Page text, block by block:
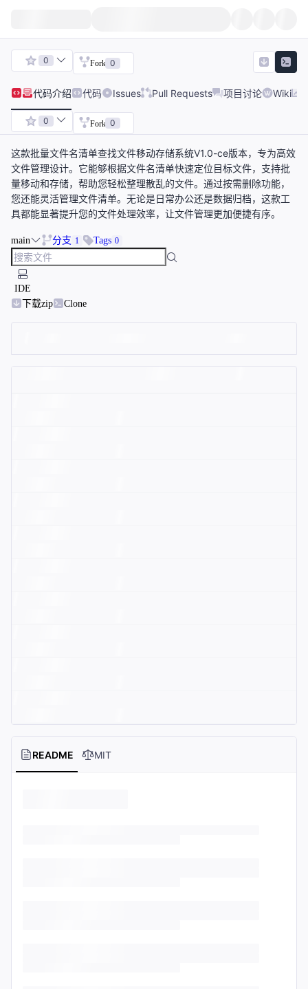
0 Fork 0
代码介绍 代码 Issues Pull Requests 项目讨论 Wiki
0 Fork 0
这款批量文件名清单查找文件移动存储系统V1.0-ce版本，专为高效
文件管理设计。它能够根据文件名清单快速定位目标文件，支持批
量移动和存储，帮助您轻松整理散乱的文件。通过按需删除功能，
您还能灵活管理文件清单。无论是日常办公还是数据归档，这款工
具都能显著提升您的文件处理效率，让文件管理更加便捷有序。
main 分支 1 Tags 0
IDE
下载zip
Clone
README MIT